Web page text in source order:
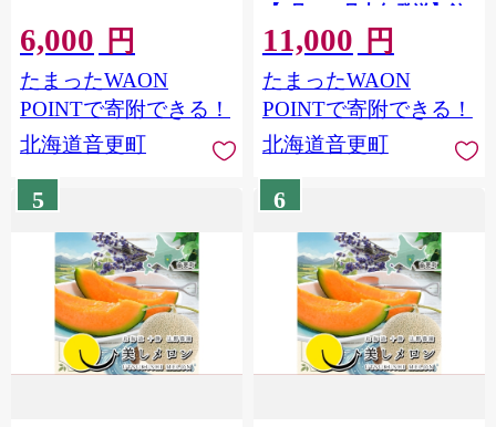
6,000 円
たまったWAON
POINTで寄附できる！
北海道音更町
【9月～10月上旬発送】餃
子 ぎょうざ ギョウザ ギョ
ーザ 焼き餃子 水餃子 冷凍
食品 簡単 食品 惣菜 中華
点心 惣菜 おかず グルメ 冷
11,000 円
たまったWAON
POINTで寄附できる！
北海道音更町
5 6